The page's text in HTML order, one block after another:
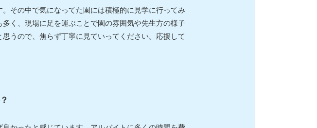
その中で気になってた園には積極的に見学に行ってみ
く、現場に足を運ぶことで園の雰囲気や先生方の様子
うので、焦らず丁寧に見ていってください。応援して